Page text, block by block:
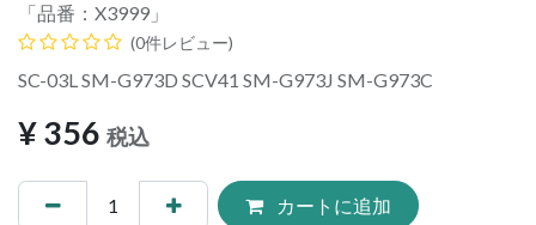
「品番： X3999 」
(0件レビュー)
SC-03L SM-G973D SCV41 SM-G973J SM-G973C
¥356 税込
カートに追加